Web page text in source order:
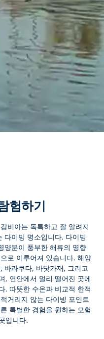
험하기
비아는 독특하고 잘 알려지
다이빙 명소입니다. 다이빙
양분이 풍부한 해류의 영향
로 이루어져 있습니다. 해양
바라쿠다, 바닷가재, 그리고
, 연안에서 멀리 떨어진 곳에
. 따뜻한 수온과 비교적 한적
거리지 않는 다이빙 포인트
특별한 경험을 원하는 모험
입니다.